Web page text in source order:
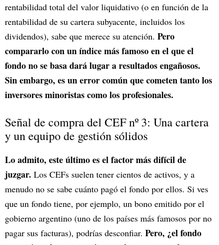
rentabilidad total del valor liquidativo (o en función de la
rentabilidad de su cartera subyacente, incluidos los
dividendos), sabe que merece su atención. Pero
compararlo con un índice más famoso en el que el
fondo no se basa dará lugar a resultados engañosos.
Sin embargo, es un error común que cometen tanto los
inversores minoristas como los profesionales.
Señal de compra del CEF nº 3: Una cartera
y un equipo de gestión sólidos
Lo admito, este último es el factor más difícil de
juzgar. Los CEFs suelen tener cientos de activos, y a
menudo no se sabe cuánto pagó el fondo por ellos. Si ves
que un fondo tiene, por ejemplo, un bono emitido por el
gobierno argentino (uno de los países más famosos por no
pagar sus facturas), podrías desconfiar. Pero, ¿el fondo